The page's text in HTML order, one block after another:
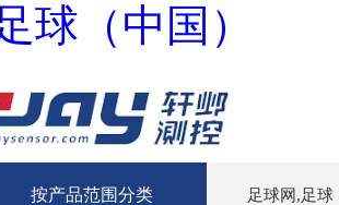
球（中国）
按产品范围分类 足球网,足球